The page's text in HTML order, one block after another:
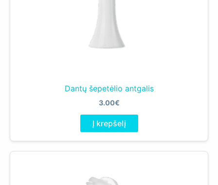
Dantų šepetėlio antgalis
3.00€
Į krepšelį